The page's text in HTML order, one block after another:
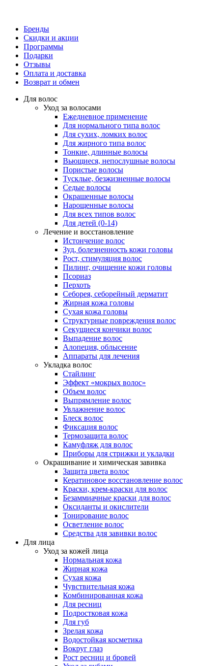
Бренды
Скидки и акции
Программы
Подарки
Отзывы
Оплата и доставка
Возврат и обмен
Для волос
Уход за волосами
Ежедневное применение
Для нормального типа волос
Для сухих, ломких волос
Для жирного типа волос
Тонкие, длинные волосы
Вьющиеся, непослушные волосы
Пористые волосы
Тусклые, безжизненные волосы
Седые волосы
Окрашенные волосы
Нарощенные волосы
Для всех типов волос
Для детей (0-14)
Лечение и восстановление
Истончение волос
Зуд, болезненность кожи головы
Рост, стимуляция волос
Пилинг, очищение кожи головы
Псориаз
Перхоть
Себорея, себорейный дерматит
Жирная кожа головы
Сухая кожа головы
Структурные повреждения волос
Секущиеся кончики волос
Выпадение волос
Алопеция, облысение
Аппараты для лечения
Укладка волос
Стайлинг
Эффект «мокрых волос»
Объем волос
Выпрямление волос
Увлажнение волос
Блеск волос
Фиксация волос
Термозащита волос
Камуфляж для волос
Приборы для стрижки и укладки
Окрашивание и химическая завивка
Защита цвета волос
Кератиновое восстановление волос
Краски, крем-краски для волос
Безаммиачные краски для волос
Оксиданты и окислители
Тонирование волос
Осветление волос
Средства для завивки волос
Для лица
Уход за кожей лица
Нормальная кожа
Жирная кожа
Сухая кожа
Чувствительная кожа
Комбинированная кожа
Для ресниц
Подростковая кожа
Для губ
Зрелая кожа
Водостойкая косметика
Вокруг глаз
Рост ресниц и бровей